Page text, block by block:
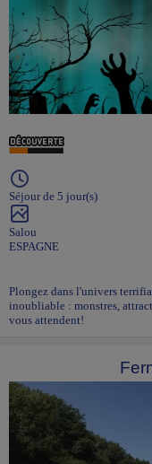
Séjour de 5 jour(s)
Salou
ESPAGNE
Plongez dans l'univers
inoubliable : monstres,
vous attendent!